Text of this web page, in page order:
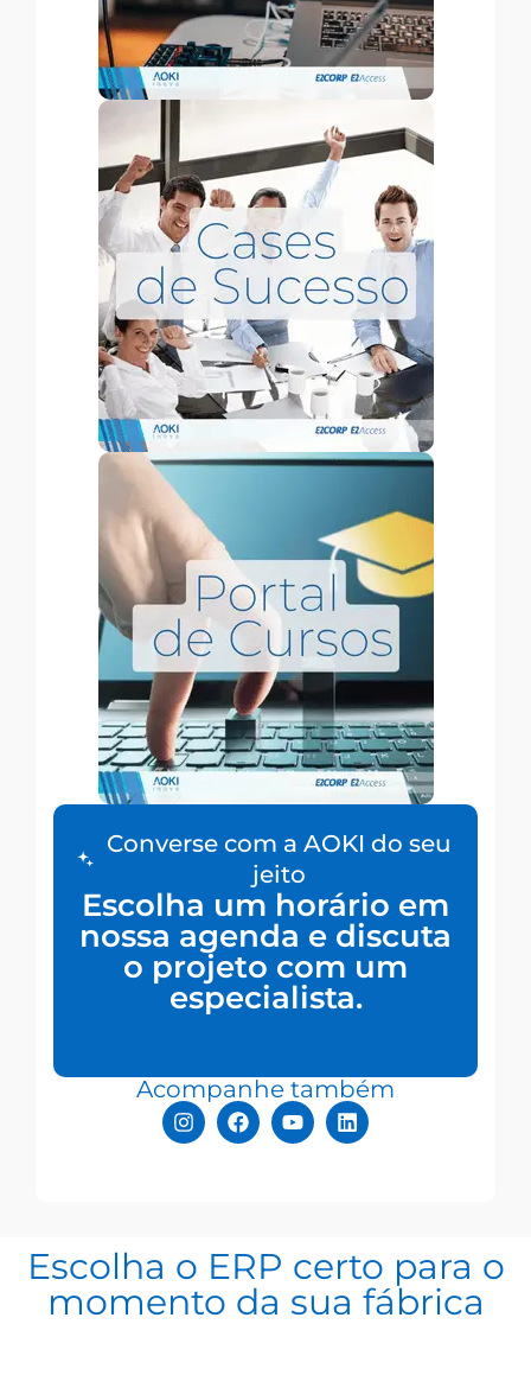
Converse com a AOKI do seu
jeito
Escolha um horário em
nossa agenda e discuta
o projeto com um
especialista.
Acompanhe também
Escolha o ERP certo para o
momento da sua fábrica